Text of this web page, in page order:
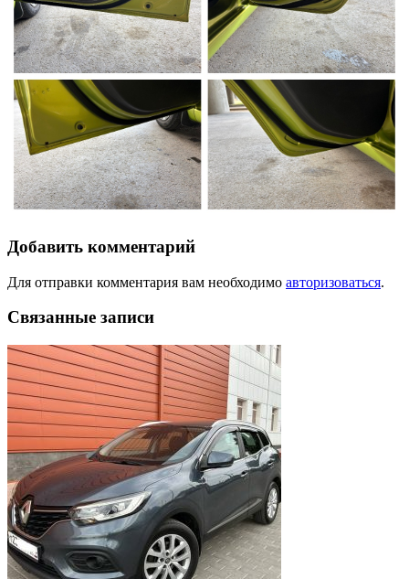
Добавить комментарий
Для отправки комментария вам необходимо авторизоваться.
Связанные записи